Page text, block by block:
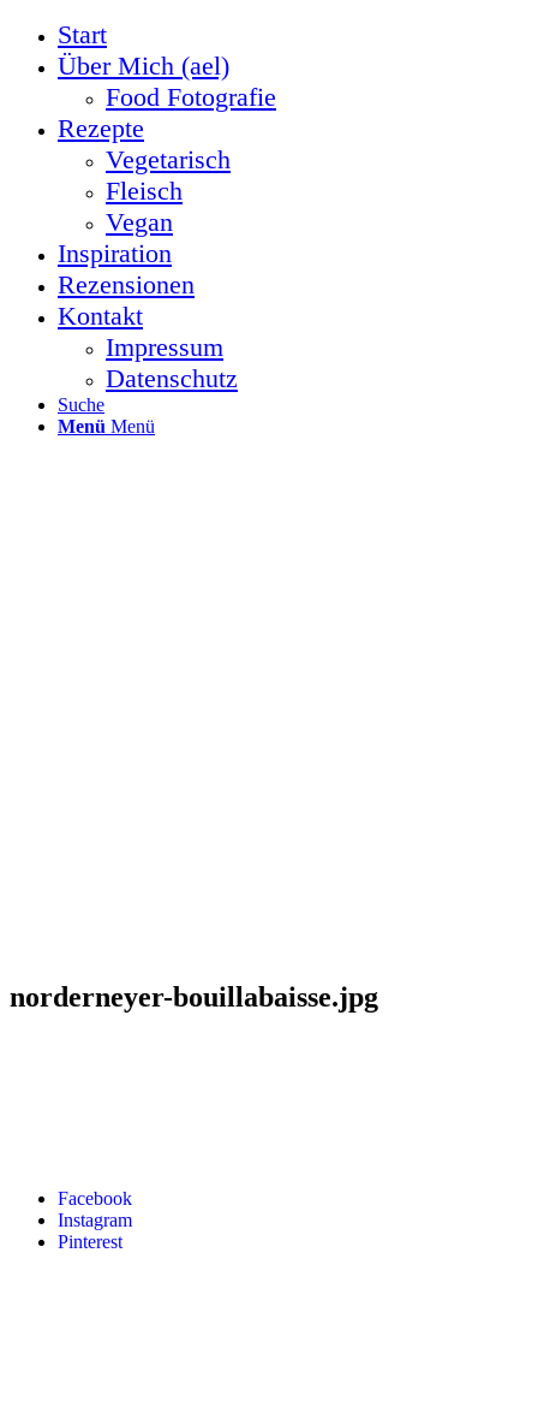
Start
Über Mich (ael)
Food Fotografie
Rezepte
Vegetarisch
Fleisch
Vegan
Inspiration
Rezensionen
Kontakt
Impressum
Datenschutz
Suche
Menü Menü
Facebook
Instagram
Pinterest
norderneyer-bouillabaisse.jpg